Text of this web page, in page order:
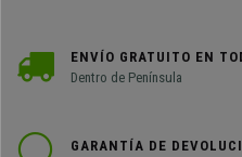
ENVÍO GRATUITO EN
Dentro de Península
GARANTÍA DE